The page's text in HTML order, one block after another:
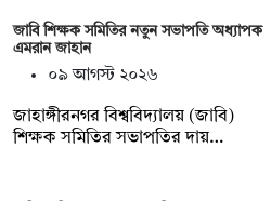
জাবি শিক্ষক সমিতির নতুন সভাপতি অধ্যাপক
এমরান জাহান
০৯ আগস্ট ২০২৬
জাহাঙ্গীরনগর বিশ্ববিদ্যালয় (জাবি)
শিক্ষক সমিতির সভাপতির দায়…